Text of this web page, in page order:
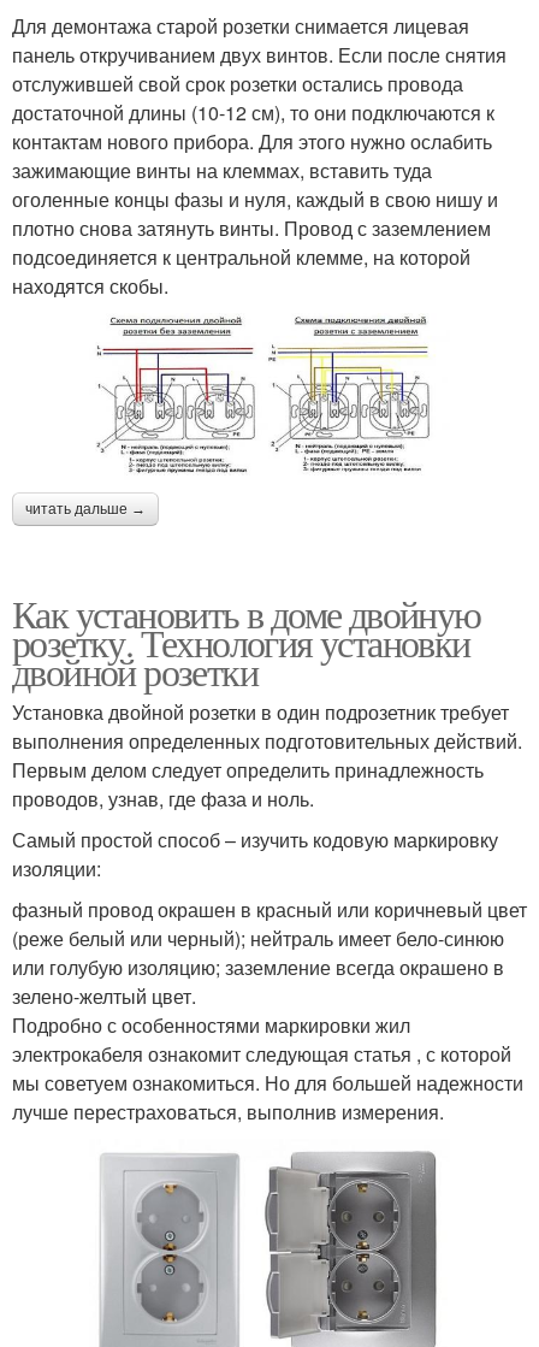
Для демонтажа старой розетки снимается лицевая
панель откручиванием двух винтов. Если после снятия
отслужившей свой срок розетки остались провода
достаточной длины (10-12 см), то они подключаются к
контактам нового прибора. Для этого нужно ослабить
зажимающие винты на клеммах, вставить туда
оголенные концы фазы и нуля, каждый в свою нишу и
плотно снова затянуть винты. Провод с заземлением
подсоединяется к центральной клемме, на которой
находятся скобы.
читать дальше →
Как установить в доме двойную
розетку. Технология установки
двойной розетки
Установка двойной розетки в один подрозетник требует
выполнения определенных подготовительных действий.
Первым делом следует определить принадлежность
проводов, узнав, где фаза и ноль.
Самый простой способ – изучить кодовую маркировку
изоляции:
фазный провод окрашен в красный или коричневый цвет
(реже белый или черный); нейтраль имеет бело-синюю
или голубую изоляцию; заземление всегда окрашено в
зелено-желтый цвет.
Подробно с особенностями маркировки жил
электрокабеля ознакомит следующая статья , с которой
мы советуем ознакомиться. Но для большей надежности
лучше перестраховаться, выполнив измерения.